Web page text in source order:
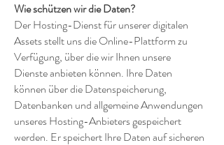
Wie schützen wir die Daten?
Der Hosting-Dienst für unserer digitalen
Assets stellt uns die Online-Plattform zu
Verfügung, über die wir Ihnen unsere
Dienste anbieten können. Ihre Daten
können über die Datenspeicherung,
Datenbanken und allgemeine Anwendungen
unseres Hosting-Anbieters gespeichert
werden. Er speichert Ihre Daten auf sicheren